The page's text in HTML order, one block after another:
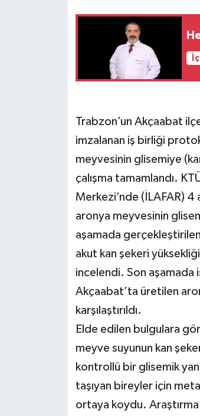
Trabzon’un Akçaabat
imzalanan iş birliği
meyvesinin glisemiye
çalışma tamamlandı.
Merkezi’nde (İLAFAR)
aronya meyvesinin
aşamada gerçekleştirilen
akut kan şekeri
incelendi. Son aşamada
Akçaabat’ta üretilen
karşılaştırıldı.
Elde edilen bulgulara
meyve suyunun kan
kontrollü bir glisemik
taşıyan bireyler için
ortaya koydu.